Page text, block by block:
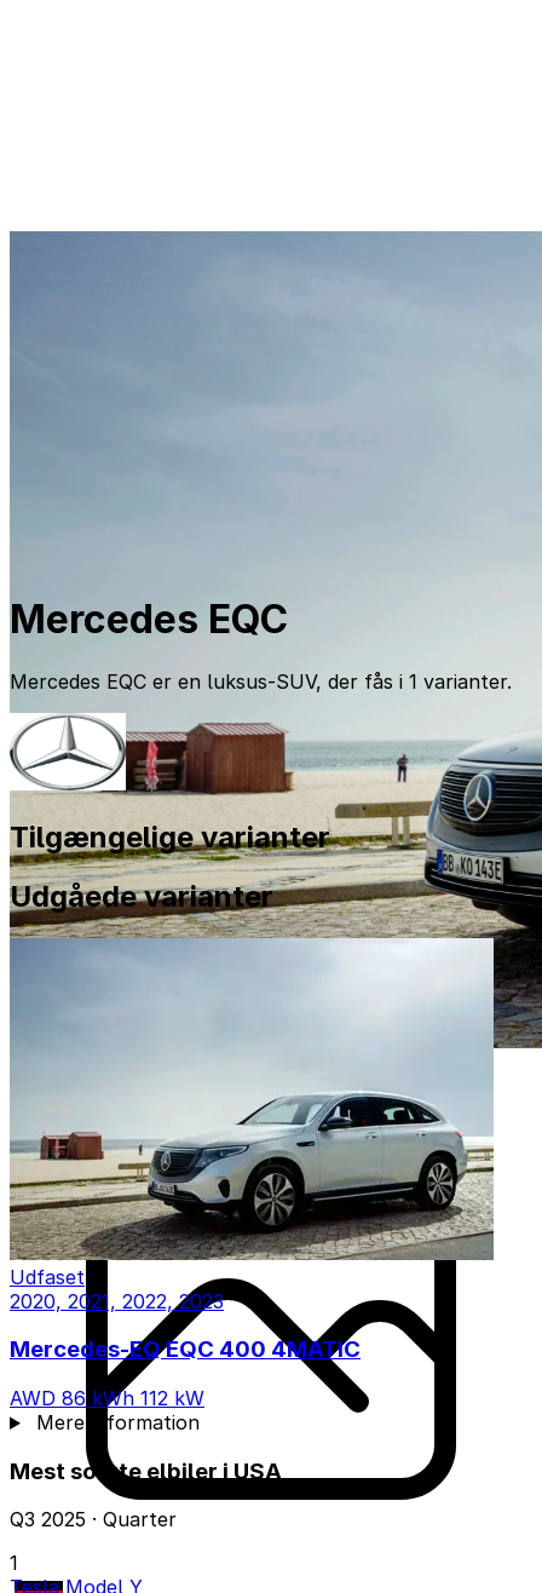
Mercedes EQC
Mercedes EQC er en luksus-SUV, der fås i 1 varianter.
Tilgængelige varianter
Udgåede varianter
Udfaset
2020, 2021, 2022, 2023
Mercedes-EQ EQC 400 4MATIC
AWD 86 kWh 112 kW
Mere information
Mest solgte elbiler i USA
Q3 2025 · Quarter
1
Tesla Model Y